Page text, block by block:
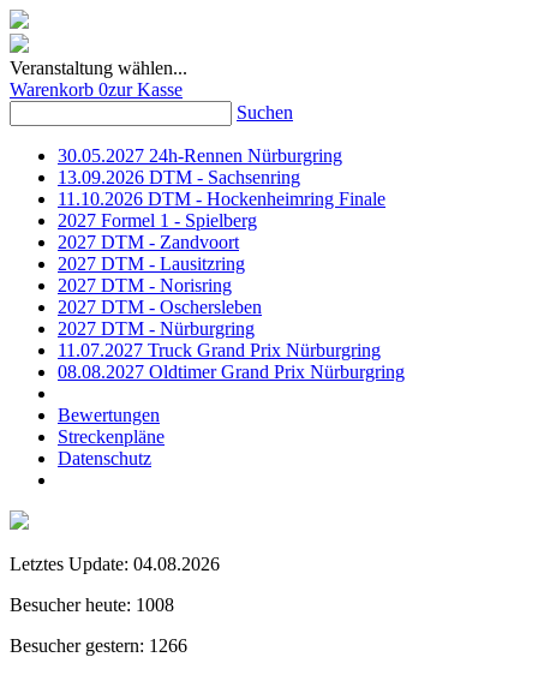
Veranstaltung wählen...
Warenkorb 0zur Kasse
Suchen
30.05.2027 24h-Rennen Nürburgring
13.09.2026 DTM - Sachsenring
11.10.2026 DTM - Hockenheimring Finale
2027 Formel 1 - Spielberg
2027 DTM - Zandvoort
2027 DTM - Lausitzring
2027 DTM - Norisring
2027 DTM - Oschersleben
2027 DTM - Nürburgring
11.07.2027 Truck Grand Prix Nürburgring
08.08.2027 Oldtimer Grand Prix Nürburgring
Bewertungen
Streckenpläne
Datenschutz
Letztes Update: 04.08.2026
Besucher heute: 1008
Besucher gestern: 1266